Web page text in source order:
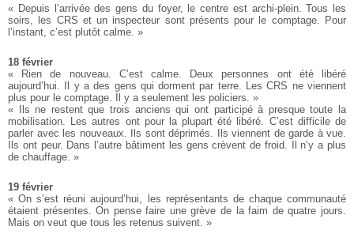
« Depuis l’arrivée des gens du foyer, le centre est archi-plein. Tous les
soirs, les CRS et un inspecteur sont présents pour le comptage. Pour
l’instant, c’est plutôt calme. »
18 février
« Rien de nouveau. C’est calme. Deux personnes ont été libéré
aujourd’hui. Il y a des gens qui dorment par terre. Les CRS ne viennent
plus pour le comptage. Il y a seulement les policiers. »
« Ils ne restent que trois anciens qui ont participé à presque toute la
mobilisation. Les autres ont pour la plupart été libéré. C’est difficile de
parler avec les nouveaux. Ils sont déprimés. Ils viennent de garde à vue.
Ils ont peur. Dans l’autre bâtiment les gens crèvent de froid. Il n’y a plus
de chauffage. »
19 février
« On s’est réuni aujourd’hui, les représentants de chaque communauté
étaient présentes. On pense faire une grève de la faim de quatre jours.
Mais on veut que tous les retenus suivent. »